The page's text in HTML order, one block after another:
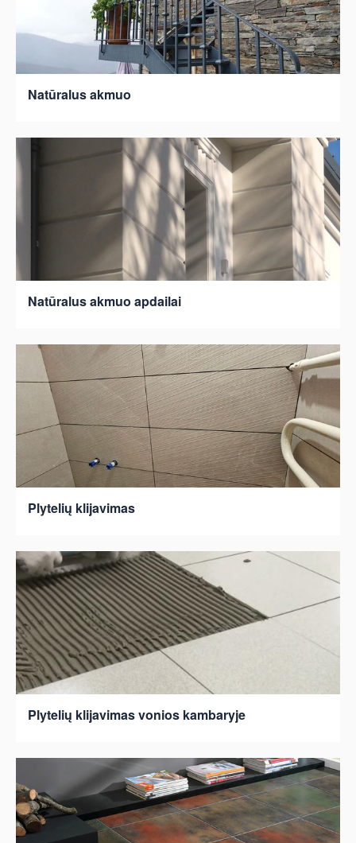
Natūralus akmuo
Natūralus akmuo apdailai
Plytelių klijavimas
Plytelių klijavimas vonios kambaryje